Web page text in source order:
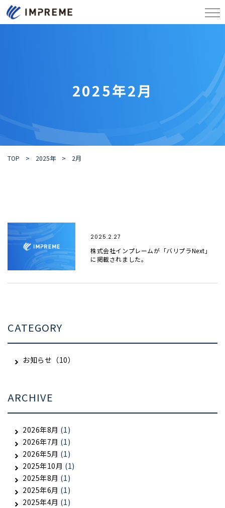
2025年2月
TOP > 2025年> 2月
2025.2.27
株式会社インプレームが「バリプラNext」
に掲載されました。
CATEGORY
お知らせ（10）
ARCHIVE
2026年8月 (1)
2026年7月 (1)
2026年5月 (1)
2025年10月 (1)
2025年8月 (1)
2025年6月 (1)
2025年4月 (1)